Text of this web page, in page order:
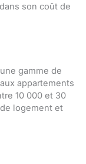
son coût de
gamme de
appartements
10 000 et 30
logement et